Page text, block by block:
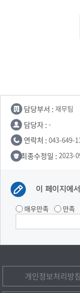
담당부서 : 재무팀
담당자 : -
연락처 : 043-649-
최종수정일 : 2023-
이 페이지에
매우만족 만족
개인정보처리방침